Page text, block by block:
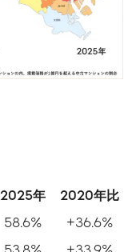
2025年 2020年比
58.6%
+36.6%